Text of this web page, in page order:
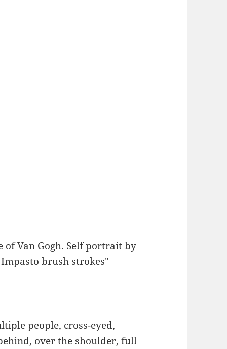
Van Gogh. Self portrait by
brush strokes"
people, cross-eyed,
over the shoulder, full